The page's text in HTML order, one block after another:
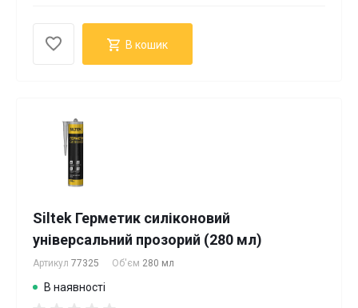
В кошик
Siltek Герметик силіконовий
універсальний прозорий (280 мл)
Артикул 77325 Об'єм 280 мл
В наявності